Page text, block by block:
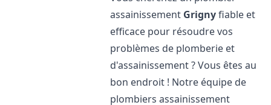
assainissement Grignyfiable et
efficace pour résoudre vos
problèmes de plomberie et
d'assainissement ? Vous êtes au
bon endroit ! Notre équipe de
plombiers assainissement